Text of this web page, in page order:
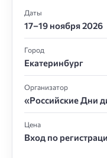
Даты
17–19 ноября 2026
Город
Екатеринбург
Организатор
«Российские Дни
Цена
Вход по